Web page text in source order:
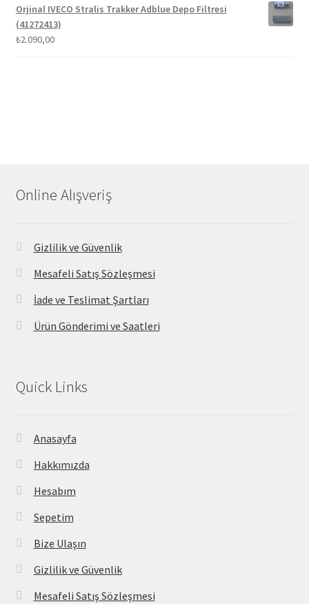
Orjinal IVECO Stralis Trakker Adblue Depo Filtresi
(41272413)
₺2.090,00
Online Alışveriş
Gizlilik ve Güvenlik
Mesafeli Satış Sözleşmesi
İade ve Teslimat Şartları
Ürün Gönderimi ve Saatleri
Quick Links
Anasayfa
Hakkımızda
Hesabım
Sepetim
Bize Ulaşın
Gizlilik ve Güvenlik
Mesafeli Satış Sözleşmesi